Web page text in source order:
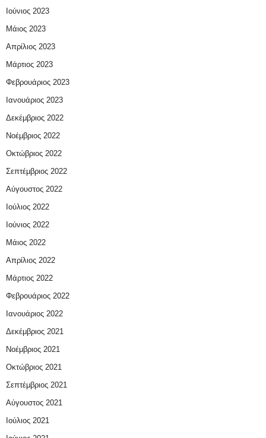
Ιούνιος 2023
Μάιος 2023
Απρίλιος 2023
Μάρτιος 2023
Φεβρουάριος 2023
Ιανουάριος 2023
Δεκέμβριος 2022
Νοέμβριος 2022
Οκτώβριος 2022
Σεπτέμβριος 2022
Αύγουστος 2022
Ιούλιος 2022
Ιούνιος 2022
Μάιος 2022
Απρίλιος 2022
Μάρτιος 2022
Φεβρουάριος 2022
Ιανουάριος 2022
Δεκέμβριος 2021
Νοέμβριος 2021
Οκτώβριος 2021
Σεπτέμβριος 2021
Αύγουστος 2021
Ιούλιος 2021